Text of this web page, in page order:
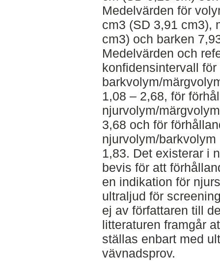
Medelvärden för
cm3 (SD 3,91 cm3),
cm3) och barken
Medelvärden och
konfidensintervall
barkvolym/
1,08 – 2,68, för
njurvolym/
3,68 och för
njurvolym/
1,83. Det existerar i
bevis för att
en indikation för
ultraljud för
ej av författaren till
litteraturen framgår
ställas enbart med
vävnadsprov.